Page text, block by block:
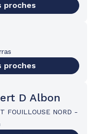
proches
proches
D Albon
FOUILLOUSE NORD -